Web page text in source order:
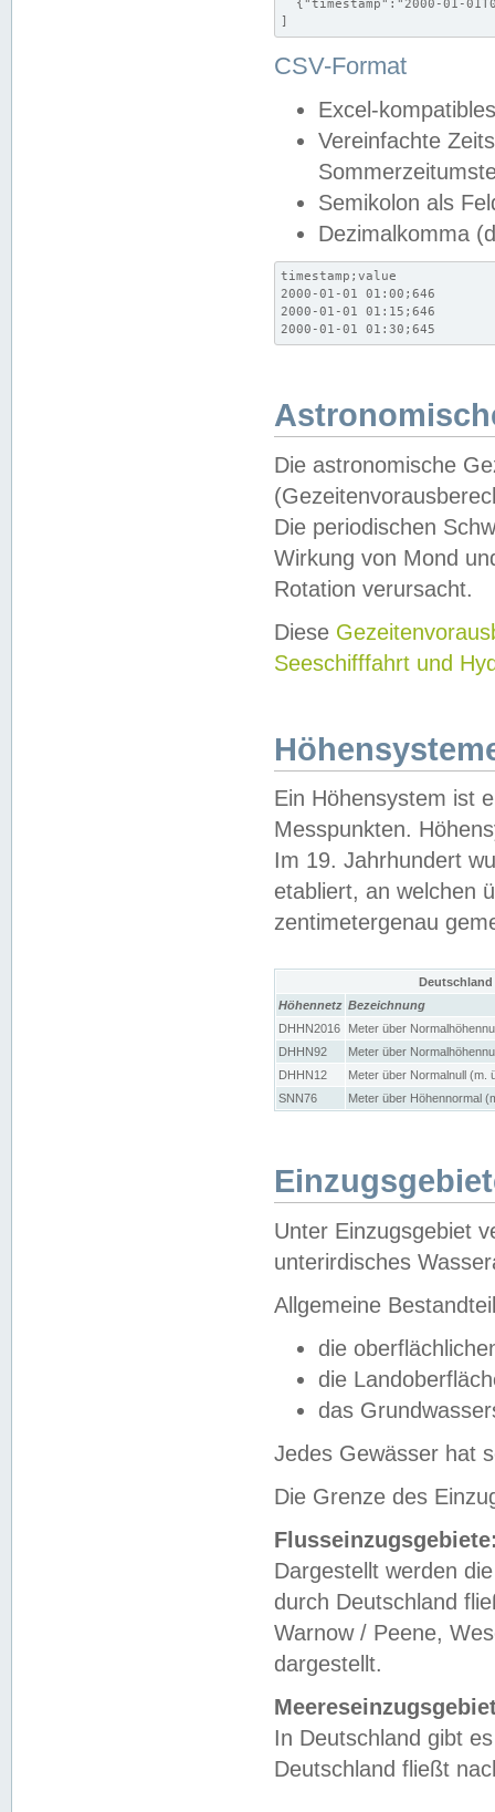
{"timestamp":"2000-01-
]
CSV-Format
Excel-
Vereinfachte
Semikolon als
Dezimalkomma
timestamp;value
2000-01-01 01:00;646
2000-01-01 01:15;646
2000-01-01 01:30;645
Die astronomische
Die periodischen
Wirkung von Mond
Rotation verursacht.
Diese
Seeschifffahrt und
Ein Höhensystem ist
Messpunkten.
Im 19. Jahrhundert
etabliert, an welchen
zentimetergenau
Höhennetz Bezeichnung
DHHN2016
Meter über
DHHN92
Meter über
DHHN12
Meter über Normalnull (m.
SNN76
Meter über Höhennormal
Unter Einzugsgebiet
unterirdisches
Allgemeine
die
die
das
Jedes Gewässer hat
Die Grenze des
Dargestellt werden
durch Deutschland
Warnow / Peene,
dargestellt.
In Deutschland gibt
Deutschland fließt